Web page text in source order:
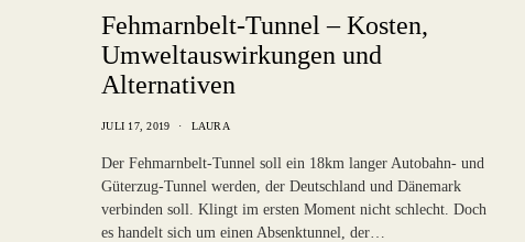
Fehmarnbelt-Tunnel – Kosten,
Umweltauswirkungen und
Alternativen
JULI 17, 2019 LAURA
Der Fehmarnbelt-Tunnel soll ein 18km langer Autobahn- und
Güterzug-Tunnel werden, der Deutschland und Dänemark
verbinden soll. Klingt im ersten Moment nicht schlecht. Doch
es handelt sich um einen Absenktunnel, der…